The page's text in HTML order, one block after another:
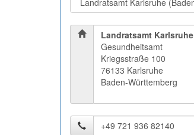
Landratsamt Karlsruhe
Gesundheitsamt
Kriegsstraße 100
76133 Karlsruhe
Baden-Württemberg